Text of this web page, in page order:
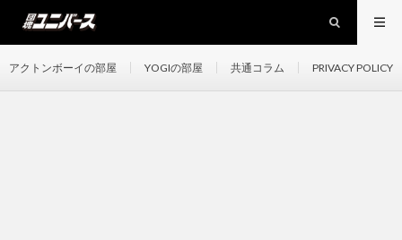
アクトンボーイの部屋 YOGIの部屋 共通コラム PRIVACY POLICY